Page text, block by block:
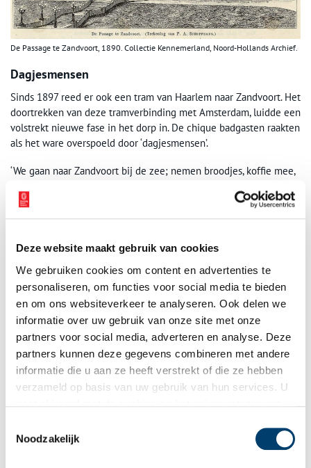
Deze website maakt gebruik van cookies
We gebruiken cookies om content en advertenties te
personaliseren, om functies voor social media te bieden
en om ons websiteverkeer te analyseren. Ook delen we
informatie over uw gebruik van onze site met onze
partners voor social media, adverteren en analyse. Deze
partners kunnen deze gegevens combineren met andere
informatie die u aan ze heeft verstrekt of die ze hebben
verzameld op basis van uw gebruik van hun services. U
Noodzakelijk
De Passage te Zandvoort, 1890. Collectie Kennemerland, Noord-Hollands Archief.
Dagjesmensen
Sinds 1897 reed er ook een tram van Haarlem naar Zandvoort. Het
doortrekken van deze tramverbinding met Amsterdam, luidde een
volstrekt nieuwe fase in het dorp in. De chique badgasten raakten
als het ware overspoeld door ‘dagjesmensen’.
‘We gaan naar Zandvoort bij de zee; nemen broodjes, koffie mee,
Louis Davids. En zo was het.
aan de Spoorstraat, t.h. van de huidige van Speijkstraat. Boven de locomotief is de
Passage en daarnaast Grand Hotel Wust te zien. De spoorlijn liep na het station